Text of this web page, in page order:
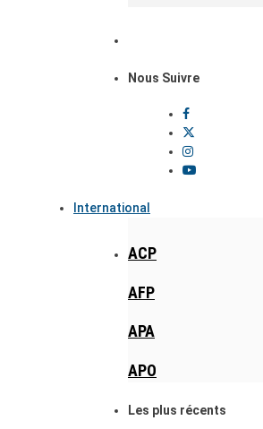
Nous Suivre
International
ACP
AFP
APA
APO
Les plus récents